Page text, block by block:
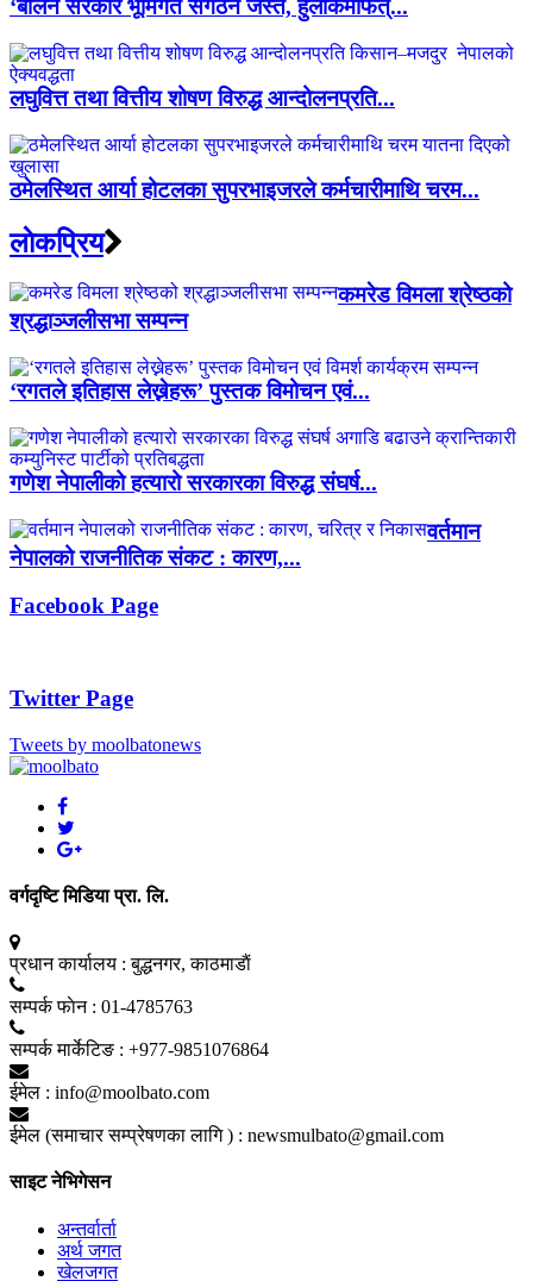
‘बालेन सरकार भूमिगत संगठन जस्तै, हुलाकमार्फत्...
लघुवित्त तथा वित्तीय शोषण विरुद्ध आन्दोलनप्रति...
ठमेलस्थित आर्या होटलका सुपरभाइजरले कर्मचारीमाथि चरम...
लाेकप्रिय
कमरेड विमला श्रेष्ठको
श्रद्धाञ्जलीसभा सम्पन्न
‘रगतले इतिहास लेख्नेहरू’ पुस्तक विमोचन एवं...
गणेश नेपालीको हत्यारो सरकारका विरुद्ध संघर्ष...
वर्तमान
नेपालको राजनीतिक संकट : कारण,...
Facebook Page
Twitter Page
Tweets by moolbatonews
वर्गदृष्टि मिडिया प्रा. लि.
प्रधान कार्यालय : बुद्धनगर, काठमाडाैं
सम्पर्क फाेन : 01-4785763
सम्पर्क मार्केटिङ : +977-9851076864
ईमेल : info@moolbato.com
ईमेल (समाचार सम्प्रेषणका लागि ) : newsmulbato@gmail.com
साइट नेभिगेसन
अन्तर्वार्ता
अर्थ जगत
खेलजगत